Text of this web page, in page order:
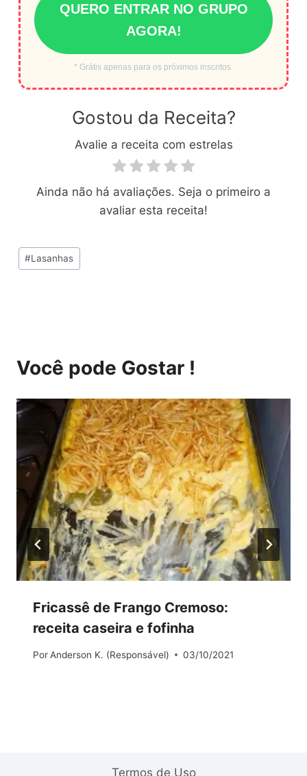
QUERO ENTRAR NO GRUPO
AGORA!
* Grátis apenas para os próximos inscritos.
Gostou da Receita?
Avalie a receita com estrelas
Ainda não há avaliações. Seja o primeiro a
avaliar esta receita!
Tags
do
#Lasanhas
Você pode Gostar !
Fricassê de Frango Cremoso:
receita caseira e fofinha
Por Anderson K. (Responsável) 03/10/2021
Termos de Uso